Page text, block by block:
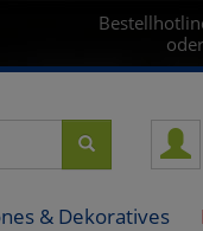
& Dekoratives